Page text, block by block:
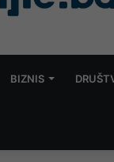
BIZNIS